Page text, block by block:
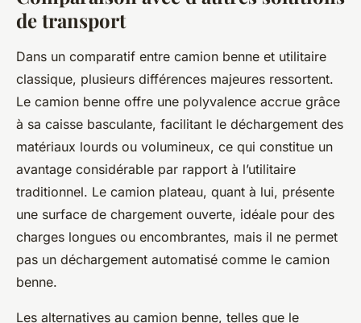
de transport
Dans un comparatif entre camion benne et utilitaire
classique, plusieurs différences majeures ressortent.
Le camion benne offre une polyvalence accrue grâce
à sa caisse basculante, facilitant le déchargement des
matériaux lourds ou volumineux, ce qui constitue un
avantage considérable par rapport à l’utilitaire
traditionnel. Le camion plateau, quant à lui, présente
une surface de chargement ouverte, idéale pour des
charges longues ou encombrantes, mais il ne permet
pas un déchargement automatisé comme le camion
benne.
Les alternatives au camion benne, telles que le